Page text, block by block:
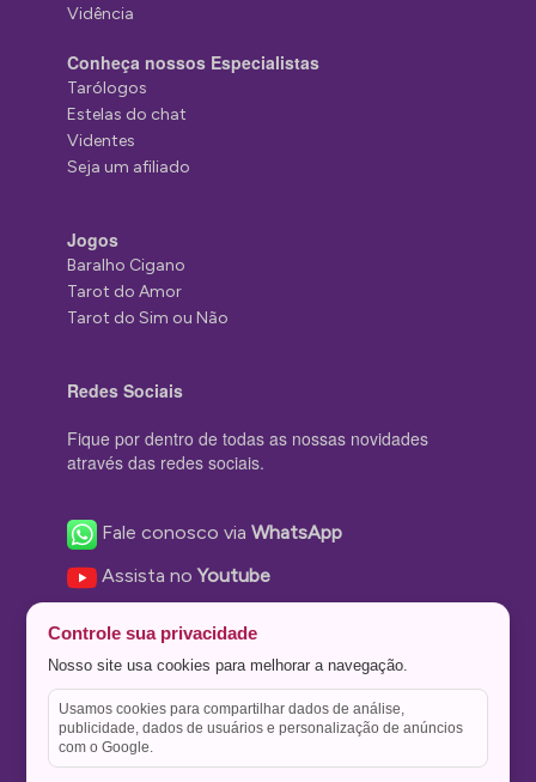
Vidência
Conheça nossos Especialistas
Tarólogos
Estelas do chat
Videntes
Seja um afiliado
Jogos
Baralho Cigano
Tarot do Amor
Tarot do Sim ou Não
Redes Sociais
Fique por dentro de todas as nossas novidades
através das redes sociais.
Fale conosco viaWhatsApp
Assista noYoutube
Nos siga no Instagram
Nos siga noTwitter
Salve no
Controle sua privacidade
Nosso site usa cookies para melhorar a navegação.
Usamos cookies para compartilhar dados de análise,
publicidade, dados de usuários e personalização de anúncios
com o Google.